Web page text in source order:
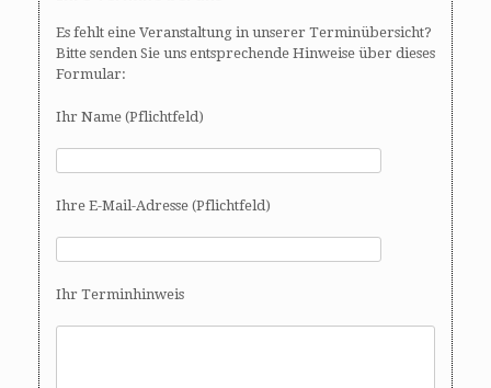
Es fehlt eine Veranstaltung in unserer Terminübersicht?
Bitte senden Sie uns entsprechende Hinweise über dieses
Formular:
Ihr Name (Pflichtfeld)
Ihre E-Mail-Adresse (Pflichtfeld)
Ihr Terminhinweis